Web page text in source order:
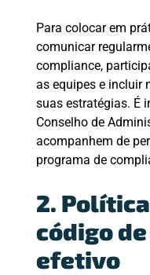
Para colocar em
comunicar
compliance,
as equipes e incluir
suas estratégias. É
Conselho de
acompanhem de
programa de
2.
código
efetivo